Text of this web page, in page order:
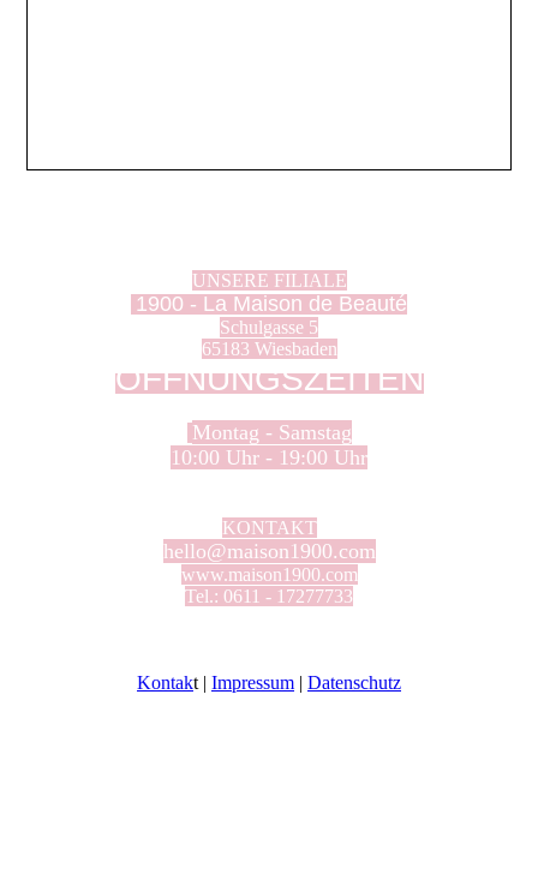
UNSERE FILIALE
1900 - La Maison de Beauté
Schulgasse 5
65183 Wiesbaden
ÖFFNUNGSZEITEN
Montag - Samstag
10:00 Uhr - 19:00 Uhr
KONTAKT
hello@maison1900.com
www.maison1900.com
Tel.: 0611 - 17277733
Kontakt | Impressum | Datenschutz